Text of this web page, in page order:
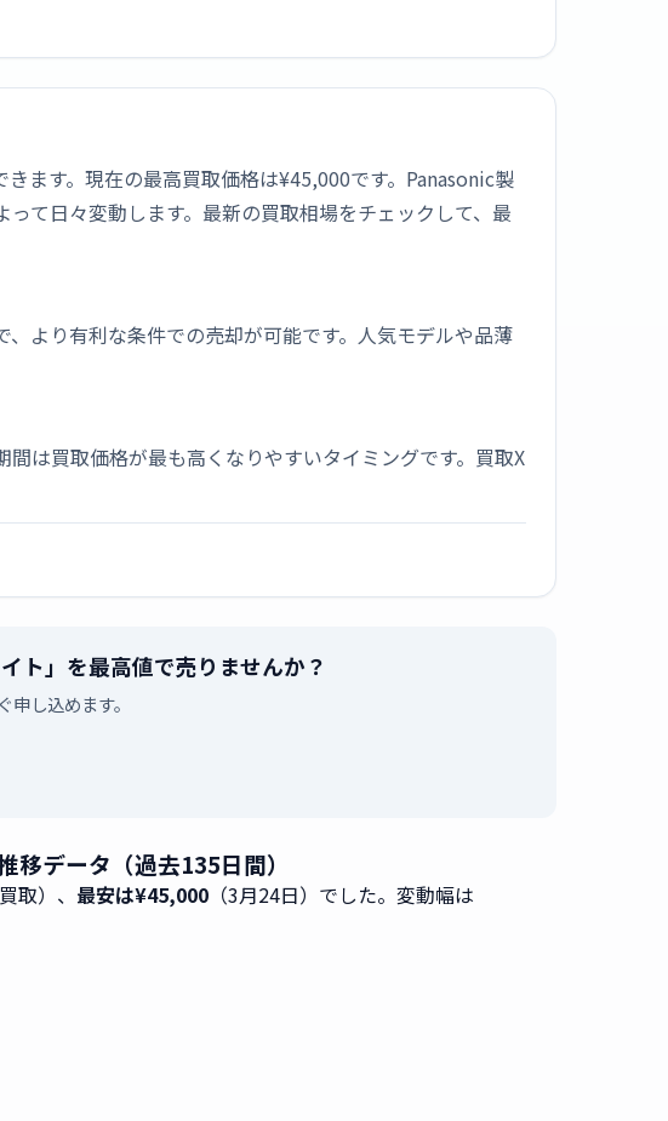
ます。現在の最高買取価格は¥45,000です。Panasonic製
て日々変動します。最新の買取相場をチェックして、最
より有利な条件での売却が可能です。人気モデルや品薄
は買取価格が最も高くなりやすいタイミングです。買取X
ト」を最高値で売りませんか？
し込めます。
移データ（過去135日間）
取）、 最安は¥45,000 （3月24日）でした。変動幅は